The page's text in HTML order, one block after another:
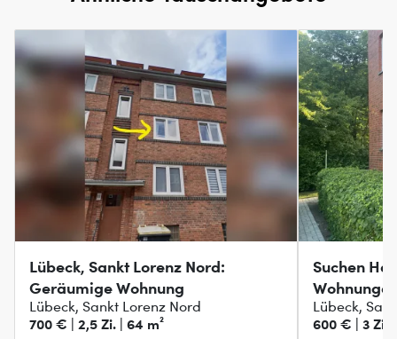
Lübeck, Sankt Lorenz Nord:
Geräumige Wohnung
Lübeck, Sankt Lorenz Nord
700 € | 2,5 Zi. | 64 m²
Suchen
Lübeck,
600 € | 3 Zi. |